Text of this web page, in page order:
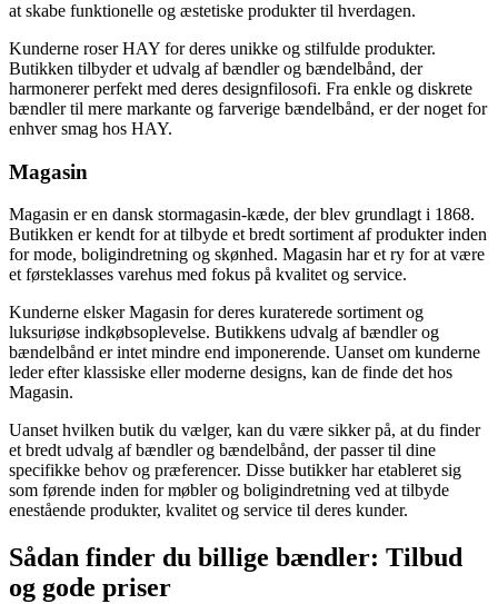
at skabe funktionelle og æstetiske produkter til hverdagen.
Kunderne roser HAY for deres unikke og stilfulde produkter.
Butikken tilbyder et udvalg af bændler og bændelbånd, der
harmonerer perfekt med deres designfilosofi. Fra enkle og diskrete
bændler til mere markante og farverige bændelbånd, er der noget for
enhver smag hos HAY.
Magasin
Magasin er en dansk stormagasin-kæde, der blev grundlagt i 1868.
Butikken er kendt for at tilbyde et bredt sortiment af produkter inden
for mode, boligindretning og skønhed. Magasin har et ry for at være
et førsteklasses varehus med fokus på kvalitet og service.
Kunderne elsker Magasin for deres kuraterede sortiment og
luksuriøse indkøbsoplevelse. Butikkens udvalg af bændler og
bændelbånd er intet mindre end imponerende. Uanset om kunderne
leder efter klassiske eller moderne designs, kan de finde det hos
Magasin.
Uanset hvilken butik du vælger, kan du være sikker på, at du finder
et bredt udvalg af bændler og bændelbånd, der passer til dine
specifikke behov og præferencer. Disse butikker har etableret sig
som førende inden for møbler og boligindretning ved at tilbyde
enestående produkter, kvalitet og service til deres kunder.
Sådan finder du billige bændler: Tilbud
og gode priser